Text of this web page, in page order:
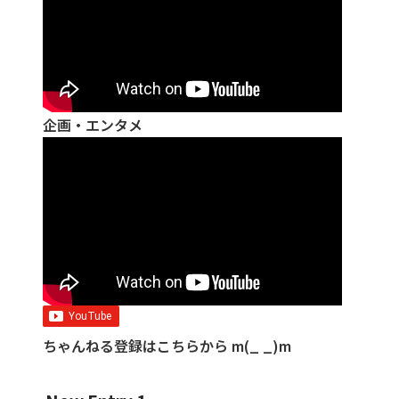
企画・エンタメ
ちゃんねる登録はこちらから m(_ _)m